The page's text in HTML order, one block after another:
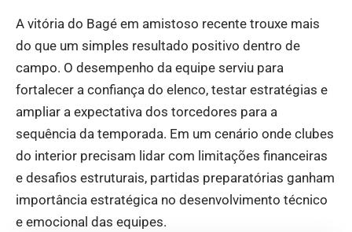
A vitória do Bagé em amistoso recente trouxe mais
do que um simples resultado positivo dentro de
campo. O desempenho da equipe serviu para
fortalecer a confiança do elenco, testar estratégias e
ampliar a expectativa dos torcedores para a
sequência da temporada. Em um cenário onde clubes
do interior precisam lidar com limitações financeiras
e desafios estruturais, partidas preparatórias ganham
importância estratégica no desenvolvimento técnico
e emocional das equipes.